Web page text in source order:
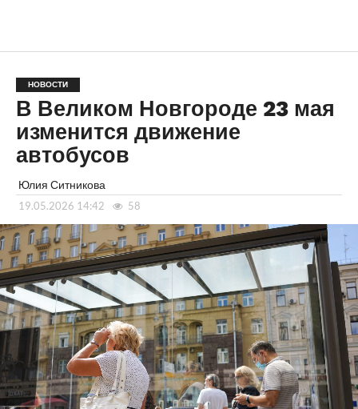
НОВОСТИ
В Великом Новгороде 23 мая
изменится движение
автобусов
Юлия Ситникова
19.05.2026 14:42 58